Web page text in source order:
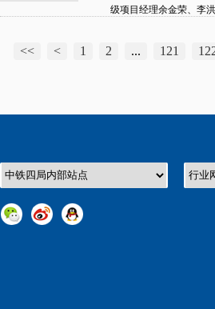
级项目经理余金荣、李
<< < 1 2 ... 121